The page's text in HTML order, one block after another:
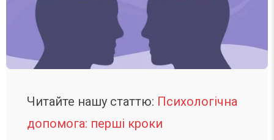
Читайте нашу статтю: Психологічна
допомога: перші кроки